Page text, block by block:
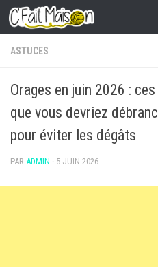
Skip to content
ASTUCES
Orages en juin 2026 :
que vous devriez
pour éviter les dégâts
PAR ADMIN · 5 JUIN 2026